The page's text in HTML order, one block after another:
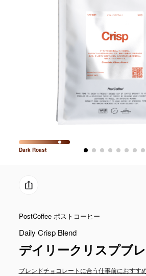
DarkRoast
PostCoffee ポストコーヒー
Daily Crisp Blend
デイリークリスプブ
ブレンドチョコレートに合う仕事前におすす